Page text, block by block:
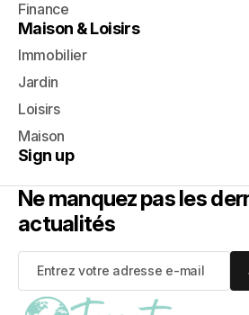
Finance
Maison & Loisirs
Immobilier
Jardin
Loisirs
Maison
Sign up
Ne manquez pas les
actualités